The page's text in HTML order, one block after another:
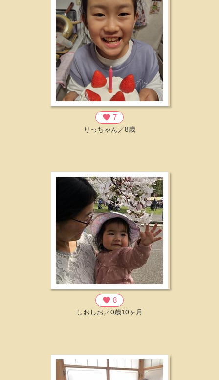
favorite 7
りっちゃん／8歳
favorite 8
しおしお／0歳10ヶ月